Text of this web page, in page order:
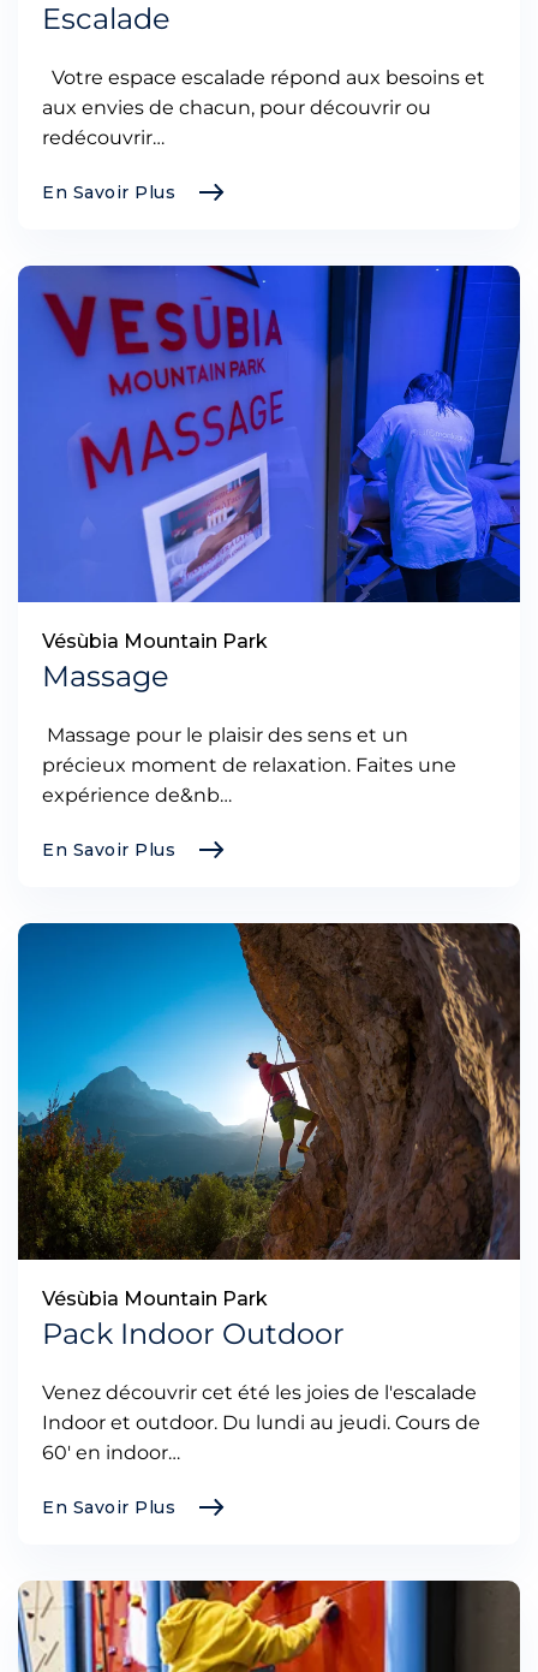
Escalade
Votre espace escalade répond aux besoins et
aux envies de chacun, pour découvrir ou
redécouvrir…
En Savoir Plus
Vésùbia Mountain Park
Massage
Massage pour le plaisir des sens et un
précieux moment de relaxation. Faites une
expérience de&nb…
En Savoir Plus
Vésùbia Mountain Park
Pack Indoor Outdoor
Venez découvrir cet été les joies de l'escalade
Indoor et outdoor. Du lundi au jeudi. Cours de
60' en indoor…
En Savoir Plus